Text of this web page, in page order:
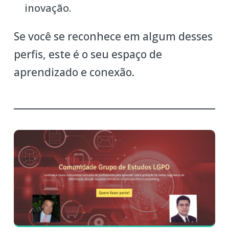
inovação.
Se você se reconhece em algum desses
perfis, este é o seu espaço de
aprendizado e conexão.